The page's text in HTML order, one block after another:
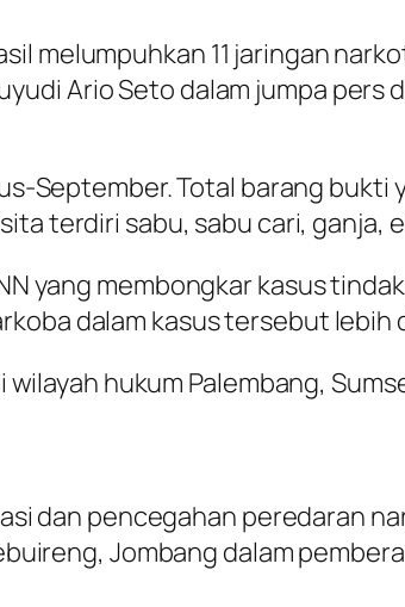
melumpuhkan 11 jaringan
Ario Seto dalam jumpa pers
September. Total barang bukti
terdiri sabu, sabu cari, ganja,
yang membongkar kasus
dalam kasus tersebut lebih
hukum Palembang,
dan pencegahan peredaran
Jombang dalam